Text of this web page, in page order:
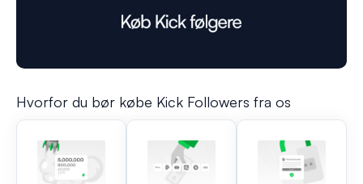
Hvorfor du bør købe Kick Followers fra os